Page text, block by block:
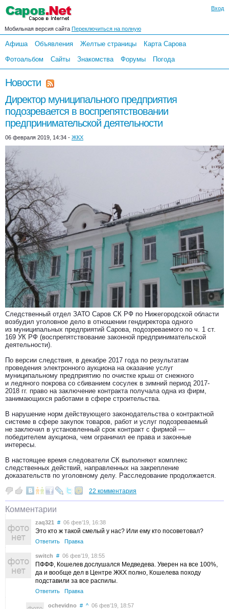
Вход
Мобильная версия сайта Переключиться на полную
Афиша Объявления Желтые страницы
Карта Сарова
Фотоальбом
Сайты Знакомства Форумы Погода
Новости
Директор муниципального предприятия
подозревается в воспрепятствовании
предпринимательской деятельности
06 февраля 2019, 14:34 - ЖКХ
Следственный отдел ЗАТО Саров СК РФ по Нижегородской области
возбудил уголовное дело в отношении гендиректора одного
из муниципальных предприятий Сарова, подозреваемого по ч. 1 ст.
169 УК РФ (воспрепятствование законной предпринимательской
деятельности).
По версии следствия, в декабре 2017 года по результатам
проведения электронного аукциона на оказание услуг
муниципальному предприятию по очистке крыш от снежного
и ледяного покрова со сбиванием сосулек в зимний период 2017-
2018 гг. право на заключение контракта получала одна из фирм,
занимающихся работами в сфере строительства.
В нарушение норм действующего законодательства о контрактной
системе в сфере закупок товаров, работ и услуг подозреваемый
не заключил в установленный срок контракт с фирмой —
победителем аукциона, чем ограничил ее права и законные
интересы.
В настоящее время следователи СК выполняют комплекс
следственных действий, направленных на закрепление
доказательств по уголовному делу. Расследование продолжается.
22 комментария
Комментарии
zaq321 # 06 фев’19, 16:38
Это кто ж такой смелый у нас? Или ему кто посоветовал?
Ответить Правка
switch # 06 фев’19, 18:55
ПФФФ, Кошелев дослушался Медведева. Уверен на все 100%,
да и вообще дел в Центре ЖКХ полно, Кошелева походу
подставили за все распилы.
Ответить Правка
ochevidno # ^ 06 фев’19, 18:57